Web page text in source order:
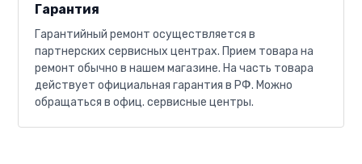
Гарантия
Гарантийный ремонт осуществляется в
партнерских сервисных центрах. Прием товара на
ремонт обычно в нашем магазине. На часть товара
действует официальная гарантия в РФ. Можно
обращаться в офиц. сервисные центры.